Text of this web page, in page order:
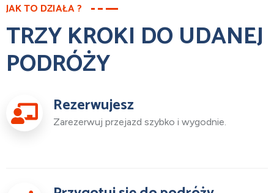
JAK TO DZIAŁA ?
TRZY KROKI DO UDANEJ
PODRÓŻY
Rezerwujesz
Zarezerwuj przejazd szybko i wygodnie.